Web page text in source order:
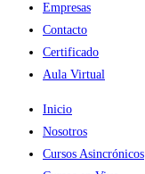
Empresas
Contacto
Certificado
Aula Virtual
Inicio
Nosotros
Cursos Asincrónicos